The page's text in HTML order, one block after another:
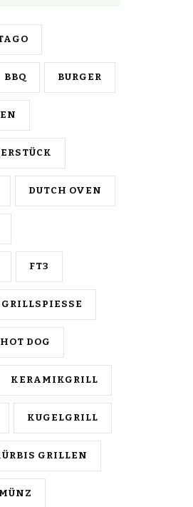
BBQ BURGER
DUTCH OVEN
FT3
GRILLSPIESSE
HOT DOG
KERAMIKGRILL
KUGELGRILL
GRILLEN
MÜNZ